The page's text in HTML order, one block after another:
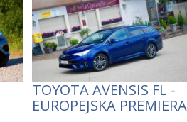
TOYOTA AVENSIS FL -
EUROPEJSKA PREMIERA